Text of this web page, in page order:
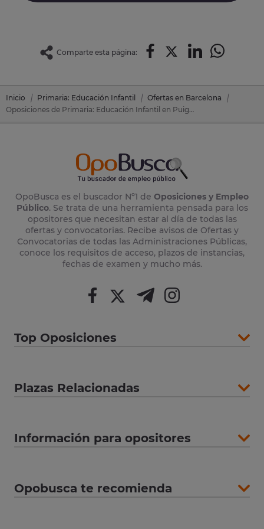
Comparte esta página:
Inicio Primaria: Educación Infantil
Ofertas en Barcelona
Oposiciones de Primaria: Educación Infantil en Puig-Reig (Barcelona)
OpoBusca es el buscador Nº1 de Oposiciones y Empleo
Público. Se trata de una herramienta pensada para los
opositores que necesitan estar al día de todas las
ofertas y convocatorias. Recibe avisos de Ofertas y
Convocatorias de todas las Administraciones Públicas,
conoce los requisitos de acceso, plazos de instancias,
fechas de examen y mucho más.
Top Oposiciones
Plazas Relacionadas
Información para opositores
Opobusca te recomienda